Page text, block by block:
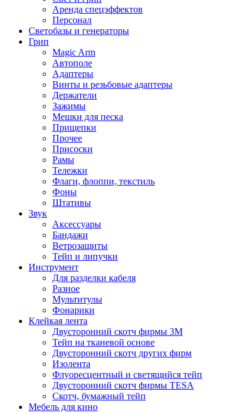
Аренда спецэффектов
Персонал
Светобазы и генераторы
Грип
Magic Arm
Автополе
Адаптеры
Винты и резьбовые адаптеры
Держатели
Зажимы
Мешки для песка
Прищепки
Прочее
Присоски
Рамы
Тележки
Флаги, флоппи, текстиль
Фоны
Штативы
Звук
Аксессуары
Бандажи
Ветрозащиты
Тейп и липучки
Инструмент
Для разделки кабеля
Разное
Мультитулы
Фонарики
Клейкая лента
Двусторонний скотч фирмы 3M
Тейп на тканевой основе
Двусторонний скотч других фирм
Изолента
Флуоресцентный и светящийся тейп
Двусторонний скотч фирмы TESA
Скотч, бумажный тейп
Мебель для кино